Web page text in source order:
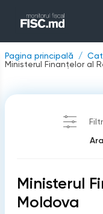
Pagina principală
Ministerul Finanțelor al
Ministerul
Moldova